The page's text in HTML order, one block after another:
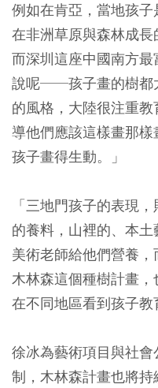
例如在肯亞，當地孩
在非洲草原與森林成長
而深圳這座中國南方
說呢──孩子畫的樹都
的風格，大陸很注重
導他們應該這樣畫那
孩子畫得生動。」
「三地門孩子的表現
的養料，山裡的、本
美術老師給他們營養，
木林森這個種樹計畫，
在不同地區看到孩子教
徐冰為藝術項目與社
制，木林森計畫也將